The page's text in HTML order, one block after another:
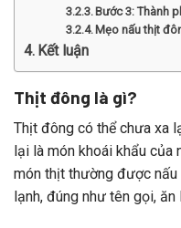
Bước 3: Thành
Mẹo nấu thịt
Kết luận
Thịt đông là gì?
Thịt đông có thể chưa xa
lại là món khoái khẩu của
món thịt thường được nấu
lạnh, đúng như tên gọi, ăn